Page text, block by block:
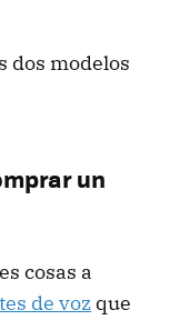
dos modelos
un
cosas a
de voz que